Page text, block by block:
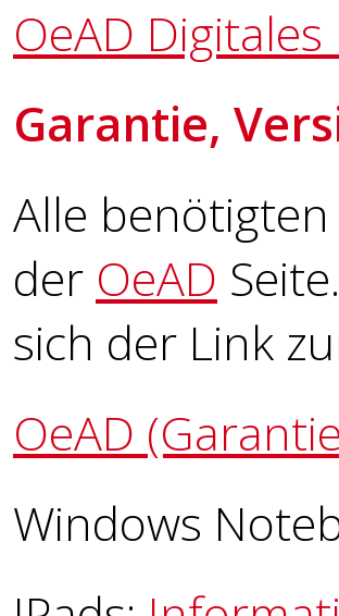
OeAD
Garantie,
Alle
der OeAD
sich der Link
OeAD
Windows